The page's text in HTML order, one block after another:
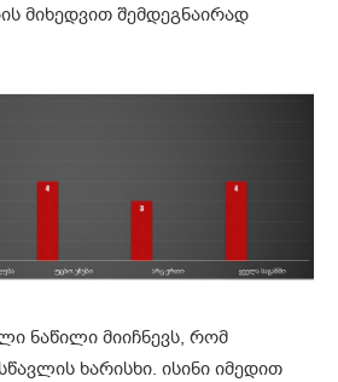
მიხედვით შემდეგნაირად
ნაწილი მიიჩნევს, რომ
ხარისხი. ისინი იმედით